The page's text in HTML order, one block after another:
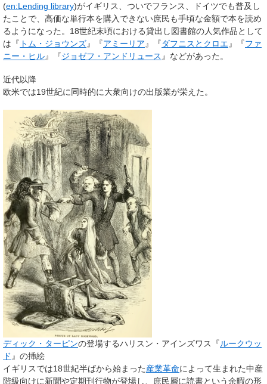
(en:Lending library)がイギリス、ついでフランス、ドイツでも普及し
たことで、高価な単行本を購入できない庶民も手頃な金額で本を読め
るようになった。18世紀末頃における貸出し図書館の人気作品として
は『 トム・ジョウンズ』『アミーリア 』『ダフニスとクロエ 』『ファ
ニー・ヒル』『ジョゼフ・アンドリュース 』などがあった。
近代以降
欧米では19世紀に同時的に大衆向けの出版業が栄えた。
ディック・ターピンの登場するハリスン・アインズワス『ルークウッ
ド 』の挿絵
イギリスでは18世紀半ばから始まった産業革命によって生まれた中産
階級向けに新聞や定期刊行物が登場し、庶民層に読書という余暇の形